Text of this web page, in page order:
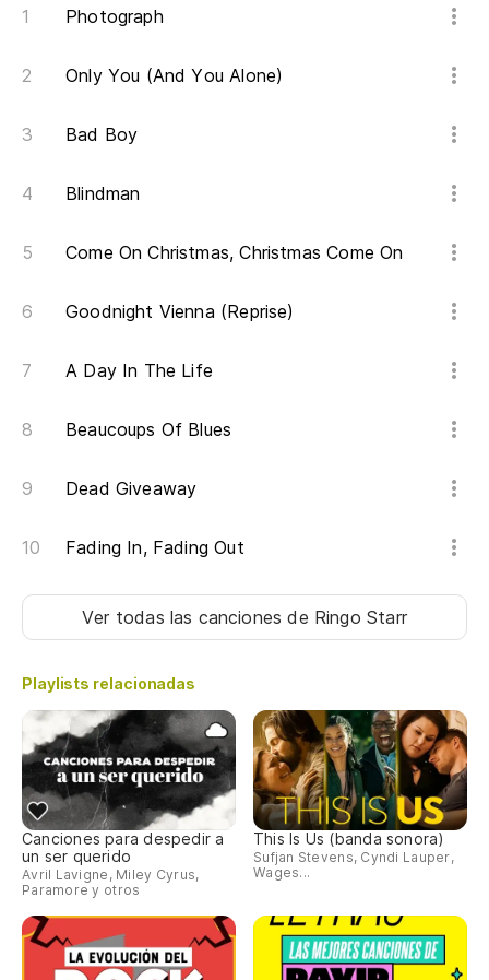
Photograph
Only You (And You Alone)
Bad Boy
Blindman
Come On Christmas, Christmas Come On
Goodnight Vienna (Reprise)
A Day In The Life
Beaucoups Of Blues
Dead Giveaway
Fading In, Fading Out
Ver todas las cancionesde Ringo Starr
Playlists relacionadas
Canciones para despedir a
un ser querido
Avril Lavigne, Miley Cyrus,
Paramore y otros
This Is Us (banda sonora)
Sufjan Stevens, Cyndi Lauper,
Wages...